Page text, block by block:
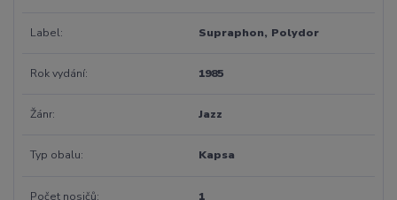
Label Supraphon, Polydor
Rok vydání 1985
Žánr Jazz
Typ obalu Kapsa
Počet nosičů 1